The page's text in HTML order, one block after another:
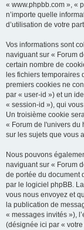
« www.phpbb.com », «
n’importe quelle
d’utilisation de votre
Vos informations sont
naviguant sur « Forum
certain nombre de
les fichiers temporaires
premiers cookies ne
par « user-id ») et un
« session-id »), qui
Un troisième cookie
« Forum de l'univers du
sur les sujets que vous
Nous pouvons
naviguant sur « Forum
de portée du document
par le logiciel phpBB.
vous nous envoyez et
la publication de
« messages invités »),
(désignée ici par «